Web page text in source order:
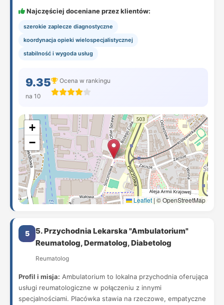
Najczęściej doceniane przez klientów:
szerokie zaplecze diagnostyczne
koordynacja opieki wielospecjalistycznej
stabilność i wygoda usług
9.35
na 10
Ocena w rankingu
+
−
Leaflet |© OpenStreetMap
5
5. Przychodnia Lekarska "Ambulatorium"
Reumatolog, Dermatolog, Diabetolog
Reumatolog
Profil i misja: Ambulatorium to lokalna przychodnia oferująca
usługi reumatologiczne w połączeniu z innymi
specjalnościami. Placówka stawia na rzeczowe, empatyczne